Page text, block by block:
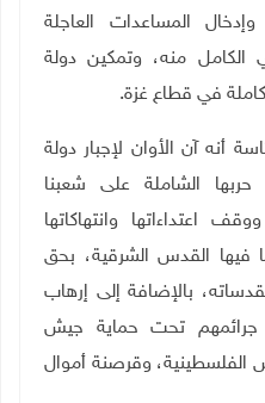
المساعدات العاجلة
الكامل منه، وتمكين دولة
في قطاع غزة.
أنه آن الأوان لإجبار دولة
الشاملة على شعبنا
اعتداءاتها وانتهاكاتها
فيها القدس الشرقية، بحق
بالإضافة إلى إرهاب
جرائمهم تحت حماية جيش
الفلسطينية، وقرصنة أموال